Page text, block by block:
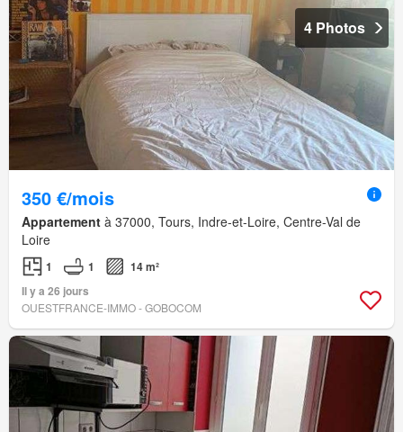
4 Photos
350 €/mois
Appartement à 37000, Tours, Indre-et-Loire, Centre-Val de
Loire
1 1
14 m²
Il y a 26 jours
OUESTFRANCE-IMMO - GOBOCOM